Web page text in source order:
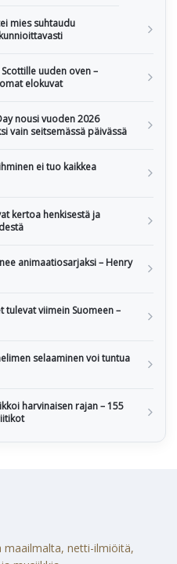
mies suhtaudu
uuden oven –
elokuvat
nousi vuoden 2026
vain seitsemässä päivässä
ei tuo kaikkea
kertoa henkisestä ja
animaatiosarjaksi – Henry
tulevat viimein Suomeen –
selaaminen voi tuntua
harvinaisen rajan – 155
maailmalta, netti-ilmiöitä,